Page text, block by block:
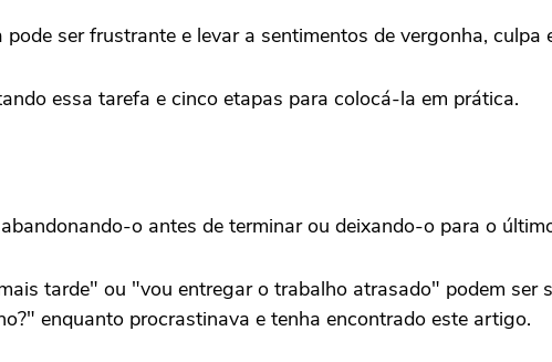
ser frustrante e levar a sentimentos de vergonha, culpa
essa tarefa e cinco etapas para colocá-la em prática.
o antes de terminar ou deixando-o para o
tarde" ou "vou entregar o trabalho atrasado" podem ser
enquanto procrastinava e tenha encontrado este artigo.